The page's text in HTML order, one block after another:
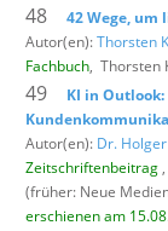
48
42 Wege, um
Autor(en):Thorsten
Fachbuch, Thorsten
49
KI in
Autor(en): Dr.
Zeitschriftenbeitrag
(früher: Neue
erschienen am